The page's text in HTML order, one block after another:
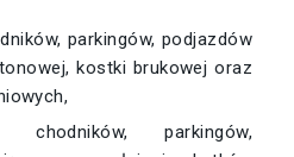
parkingów, podjazdów
kostki brukowej oraz
parkingów,